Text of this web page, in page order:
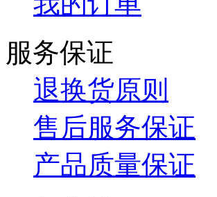
服务保证
退换货原则
售后服务保证
产品质量保证